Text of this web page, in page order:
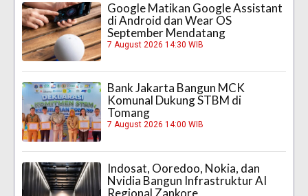
Google Matikan Google Assistant
di Android dan Wear OS
September Mendatang
7 August 2026 14:30 WIB
Bank Jakarta Bangun MCK
Komunal Dukung STBM di
Tomang
7 August 2026 14:00 WIB
Indosat, Ooredoo, Nokia, dan
Nvidia Bangun Infrastruktur AI
Regional Zankore